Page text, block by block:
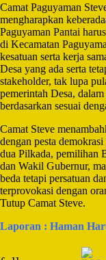
Camat Paguyaman
mengharapkan
Paguyaman Pantai
di Kecamatan
kesatuan serta kerja
Desa yang ada serta
stakeholder, tak lupa
pemerintah Desa,
berdasarkan sesuai
Camat Steve
dengan pesta
dua Pilkada, pemilihan
dan Wakil Gubernur,
beda tetapi persatuan
terprovokasi dengan
Tutup Camat Steve.
Laporan : Haman